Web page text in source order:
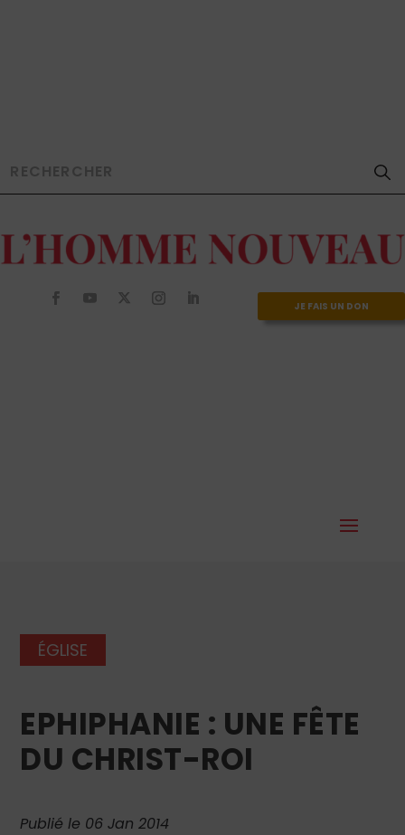
JE FAIS UN DON
ÉGLISE
EPHIPHANIE : UNE FÊTE
DU CHRIST-ROI
Publié le 06 Jan 2014